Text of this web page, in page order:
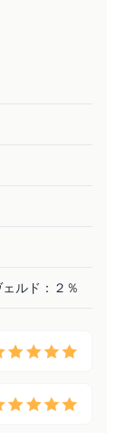
ルド：２％